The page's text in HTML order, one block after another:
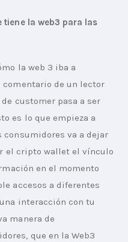
tiene la web3 para las
la web 3 iba a
comentario de un lector
de customer pasa a ser
es lo que empieza a
consumidores va a dejar
el cripto wallet el vínculo
en el momento
accesos a diferentes
interacción con tu
manera de
que en la Web3